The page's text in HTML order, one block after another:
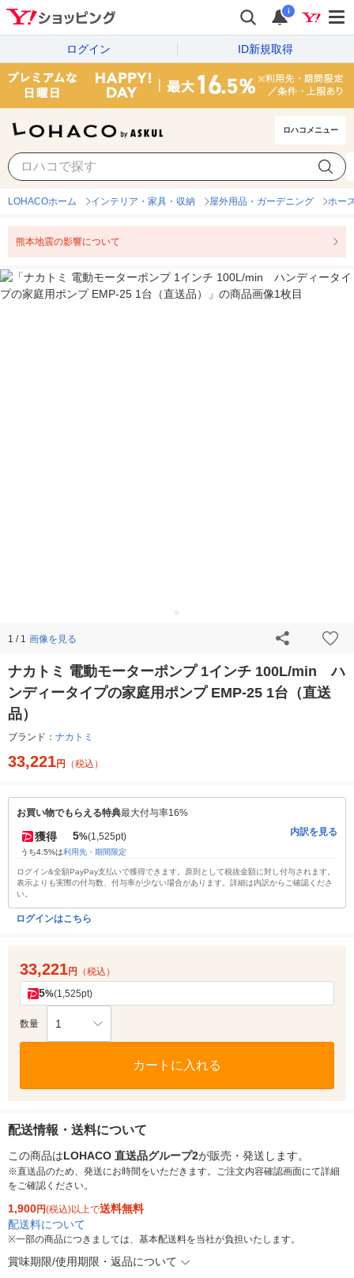
i
ログイン ID新規取得
ロハコメニュー
LOHACOホーム インテリア・家具・収納 屋外用品・ガーデニング ホー
熊本地震の影響について
1 / 1 画像を見る
ナカトミ 電動モーターポンプ 1インチ 100L/min ハ
ンディータイプの家庭用ポンプ EMP-25 1台（直送
品）
ブランド： ナカトミ
33,221円 （税込）
お買い物でもらえる特典最大付与率16%
獲得 5%(1,525pt)
うち4.5%は利用先・期間限定
内訳を見る
ログイン&全額PayPay支払いで獲得できます。原則として税抜金額に対し付与されます。
表示よりも実際の付与数、付与率が少ない場合があります。詳細は内訳からご確認くださ
い。
ログインはこちら
33,221円 （税込）
5%(1,525pt)
数量 1
カートに入れる
配送情報・送料について
この商品はLOHACO 直送品グループ2が販売・発送します。
※直送品のため、発送にお時間をいただきます。ご注文内容確認画面にて詳細
をご確認ください。
1,900円(税込)以上で送料無料
配送料について
※一部の商品につきましては、基本配送料を当社が負担いたします。
賞味期限/使用期限・返品について